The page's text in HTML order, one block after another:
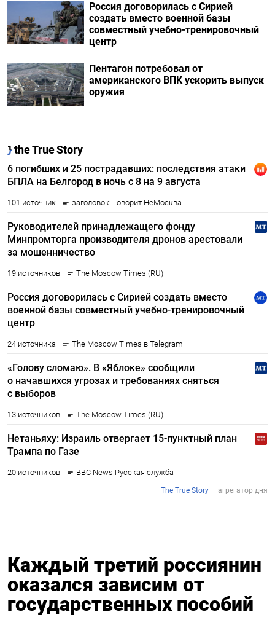
Россия договорилась с Сирией
создать вместо военной базы
совместный учебно-тренировочный
центр
Пентагон потребовал от
американского ВПК ускорить выпуск
оружия
Каждый третий россиянин
оказался зависим от
государственных пособий